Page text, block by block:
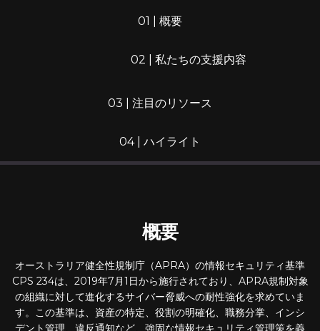
01 | 概要
02 | 私たちの支援内容
03 | 注目のリソース
04 | ハイライト
概要
オーストラリア健全性規制庁（APRA）の情報セキュリティ基準
CPS 234は、2019年7月1日から施行されており、APRA規制対象
の組織に対して進化するサイバー脅威への耐性強化を求めていま
す。この基準は、資産の特定、役割の明確化、職務分掌、インシ
デント管理、違反通知など、強固な情報セキュリティ管理策を義